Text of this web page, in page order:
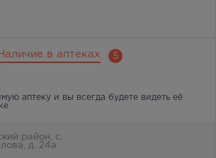
в аптеках 5
аптеку и вы всегда будете видеть её
район, с.
д. 24а